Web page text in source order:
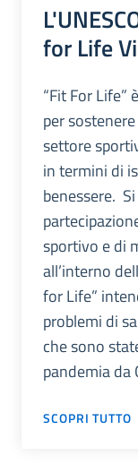
for Life
“Fit For
per
settore
in termini di
benessere.
sportivo e di
all’interno
for Life”
problemi di
che sono
pandemia da
SCOPRI TUTTO